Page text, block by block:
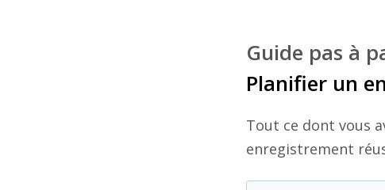
Guide pas à
Planifier un
Tout ce dont vous
enregistrement